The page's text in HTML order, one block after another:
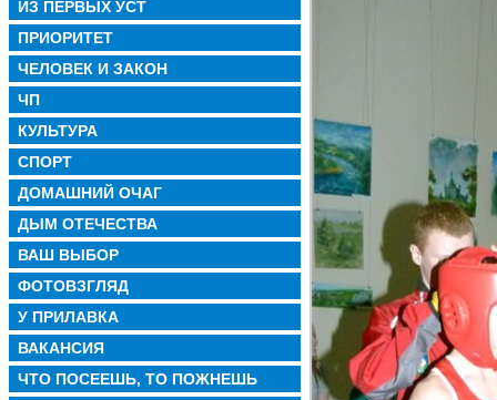
ИЗ ПЕРВЫХ УСТ
ПРИОРИТЕТ
ЧЕЛОВЕК И ЗАКОН
ЧП
КУЛЬТУРА
СПОРТ
ДОМАШНИЙ ОЧАГ
ДЫМ ОТЕЧЕСТВА
ВАШ ВЫБОР
ФОТОВЗГЛЯД
У ПРИЛАВКА
ВАКАНСИЯ
ЧТО ПОСЕЕШЬ, ТО ПОЖНЕШЬ